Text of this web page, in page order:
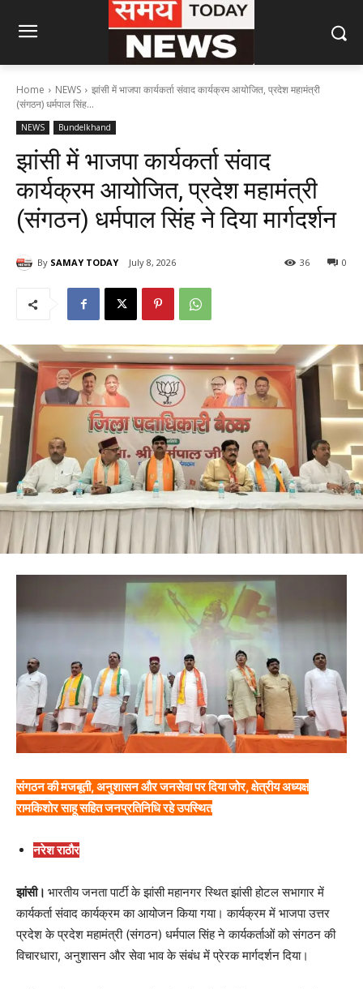
Home NEWS
झांसी में भाजपा कार्यकर्ता संवाद कार्यक्रम आयोजित, प्रदेश महामंत्री
(संगठन) धर्मपाल सिंह...
NEWS Bundelkhand
झांसी में भाजपा कार्यकर्ता संवाद
कार्यक्रम आयोजित, प्रदेश महामंत्री
(संगठन) धर्मपाल सिंह ने दिया मार्गदर्शन
By SAMAY TODAY July 8, 2026 0
36
संगठन की मजबूती, अनुशासन और जनसेवा पर दिया जोर, क्षेत्रीय अध्यक्ष
रामकिशोर साहू सहित जनप्रतिनिधि रहे उपस्थित
नरेश राठौर
झांसी। भारतीय जनता पार्टी के झांसी महानगर स्थित झांसी होटल सभागार में
कार्यकर्ता संवाद कार्यक्रम का आयोजन किया गया। कार्यक्रम में भाजपा उत्तर
प्रदेश के प्रदेश महामंत्री (संगठन) धर्मपाल सिंह ने कार्यकर्ताओं को संगठन की
विचारधारा, अनुशासन और सेवा भाव के संबंध में प्रेरक मार्गदर्शन दिया।